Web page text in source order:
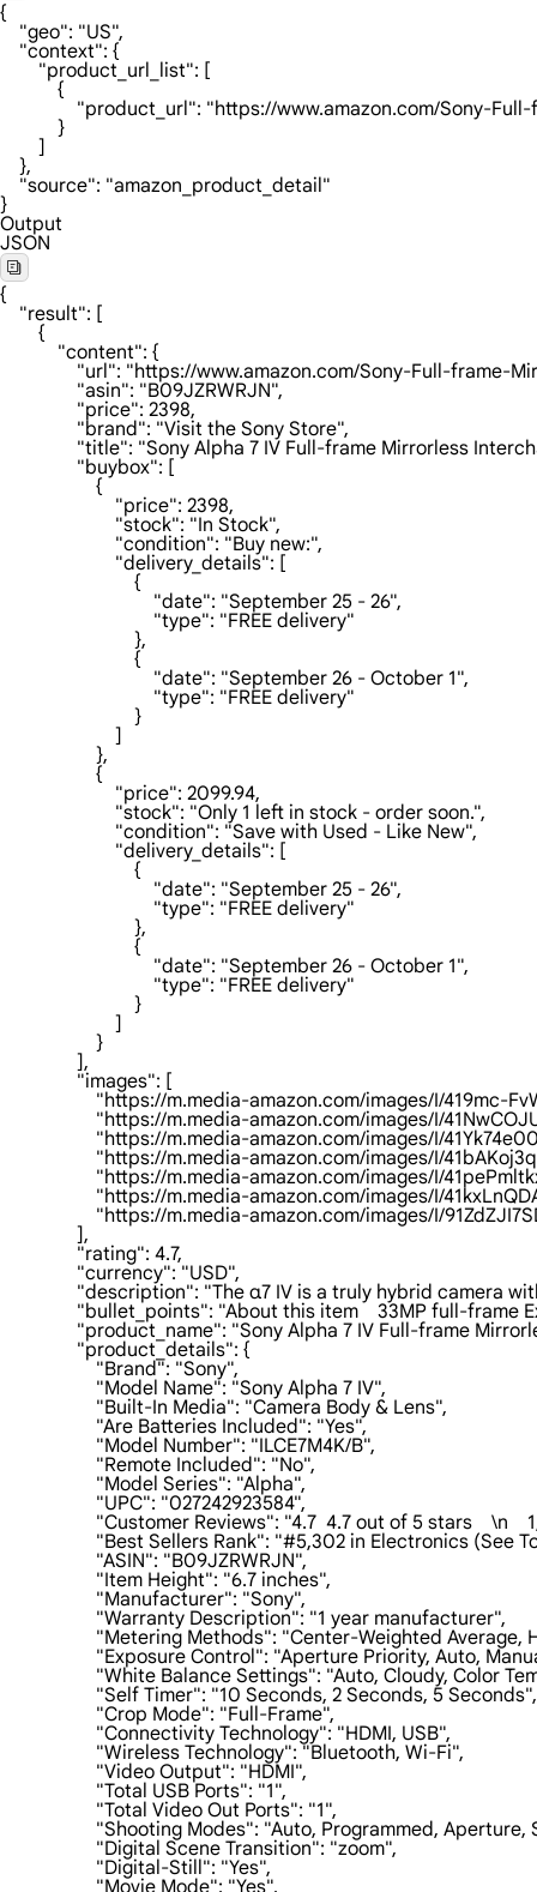
{
    "geo": "US",
    "context": {
        "product_url_list": [
            {
"product_url": "https://
            }
        ]
    },
    "source": "amazon_product_detail"
}
Output
JSON
{
    "result": [
        {
            "content": {
"url": "https://www.amazon.com/
                "asin": "B09JZRWRJN",
                "price": 2398,
                "brand": "Visit the Sony Store",
"title": "Sony Alpha 7 IV Full-frame
                "buybox": [
                    {
                        "price": 2398,
                        "stock": "In Stock",
                        "condition": "Buy new:",
                        "delivery_details": [
                            {
                                "date": "September 25 - 26",
                                "type": "FREE delivery"
                            },
                            {
                                "date": "September 26 - October 1",
                                "type": "FREE delivery"
                            }
                        ]
                    },
                    {
                        "price": 2099.94,
                        "stock": "Only 1 left in stock - order soon.",
                        "condition": "Save with Used - Like New",
                        "delivery_details": [
                            {
                                "date": "September 25 - 26",
                                "type": "FREE delivery"
                            },
                            {
                                "date": "September 26 - October 1",
                                "type": "FREE delivery"
                            }
                        ]
                    }
                ],
                "images": [
"https://m.media-amazon.com/images/I/
"https://m.media-amazon.com/images/I/
"https://m.media-amazon.com/images/I/
"https://m.media-amazon.com/images/I/
"https://m.media-amazon.com/images/I/
"https://m.media-amazon.com/images/I/
"https://m.media-amazon.com/images/I/
                ],
                "rating": 4.7,
                "currency": "USD",
"description": "The α7 IV is a truly hybrid
"bullet_points": "About this item    33MP
"product_name": "Sony Alpha 7 IV Full-frame
                "product_details": {
                    "Brand": "Sony",
                    "Model Name": "Sony Alpha 7 IV",
                    "Built-In Media": "Camera Body & Lens",
                    "Are Batteries Included": "Yes",
                    "Model Number": "ILCE7M4K/B",
                    "Remote Included": "No",
                    "Model Series": "Alpha",
                    "UPC": "027242923584",
"Customer Reviews": "4.7  4.7 out of 5 stars    \n
"Best Sellers Rank": "#5,302 in Electronics
                    "ASIN": "B09JZRWRJN",
                    "Item Height": "6.7 inches",
                    "Manufacturer": "Sony",
                    "Warranty Description": "1 year manufacturer",
"Metering Methods": "Center-Weighted
"Exposure Control": "Aperture Priority, Auto,
"White Balance Settings": "Auto, Cloudy,
                    "Self Timer": "10 Seconds, 2 Seconds, 5 Seconds",
                    "Crop Mode": "Full-Frame",
                    "Connectivity Technology": "HDMI, USB",
                    "Wireless Technology": "Bluetooth, Wi-Fi",
                    "Video Output": "HDMI",
                    "Total USB Ports": "1",
                    "Total Video Out Ports": "1",
"Shooting Modes": "Auto, Programmed,
                    "Digital Scene Transition": "zoom",
                    "Digital-Still": "Yes",
                    "Movie Mode": "Yes",